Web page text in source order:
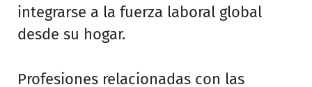
integrarse a la fuerza laboral global
desde su hogar.
Profesiones relacionadas con las